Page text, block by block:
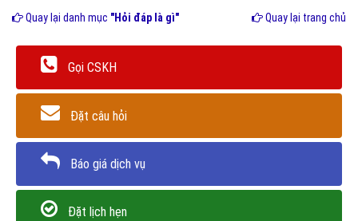
Quay lại danh mục "Hỏi đáp là gì" Quay lại trang chủ
Gọi CSKH
Đặt câu hỏi
Báo giá dịch vụ
Đặt lịch hẹn